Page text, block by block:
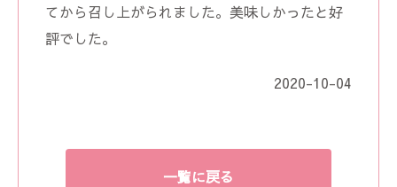
てから召し上がられました。美味しかったと好
評でした。
2020-10-04
一覧に戻る